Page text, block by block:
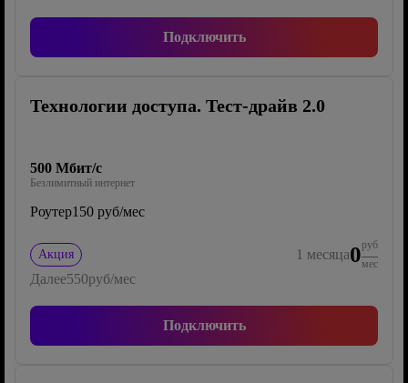
Подключить
Технологии доступа. Тест-драйв 2.0
500 Мбит/с
Безлимитный интернет
Роутер150 руб/мес
Акция 1 месяца0руб
мес
Далее550руб/мес
Подключить